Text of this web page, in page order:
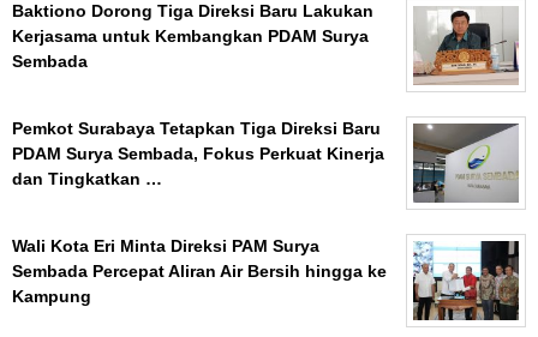
Baktiono Dorong Tiga Direksi Baru Lakukan
Kerjasama untuk Kembangkan PDAM Surya
Sembada
Pemkot Surabaya Tetapkan Tiga Direksi Baru
PDAM Surya Sembada, Fokus Perkuat Kinerja
dan Tingkatkan …
Wali Kota Eri Minta Direksi PAM Surya
Sembada Percepat Aliran Air Bersih hingga ke
Kampung